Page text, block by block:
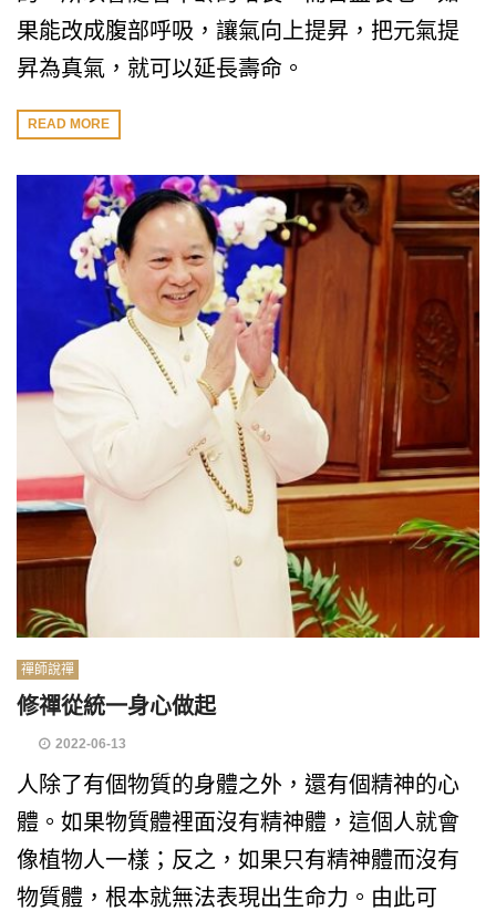
果能改成腹部呼吸，讓氣向上提昇，把元氣提
昇為真氣，就可以延長壽命。
READ MORE
禪師說禪
修禪從統一身心做起
2022-06-13
人除了有個物質的身體之外，還有個精神的心
體。如果物質體裡面沒有精神體，這個人就會
像植物人一樣；反之，如果只有精神體而沒有
物質體，根本就無法表現出生命力。由此可